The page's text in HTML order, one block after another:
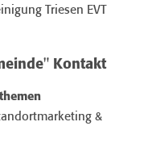
Triesen EVT
Kontakt
&